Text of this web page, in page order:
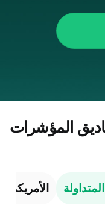
المؤشرات
الأمريكي